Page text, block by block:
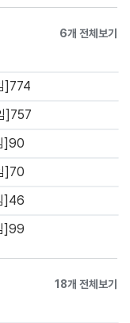
6개 전체보기
]774
]757
]90
]70
]46
]99
18개 전체보기